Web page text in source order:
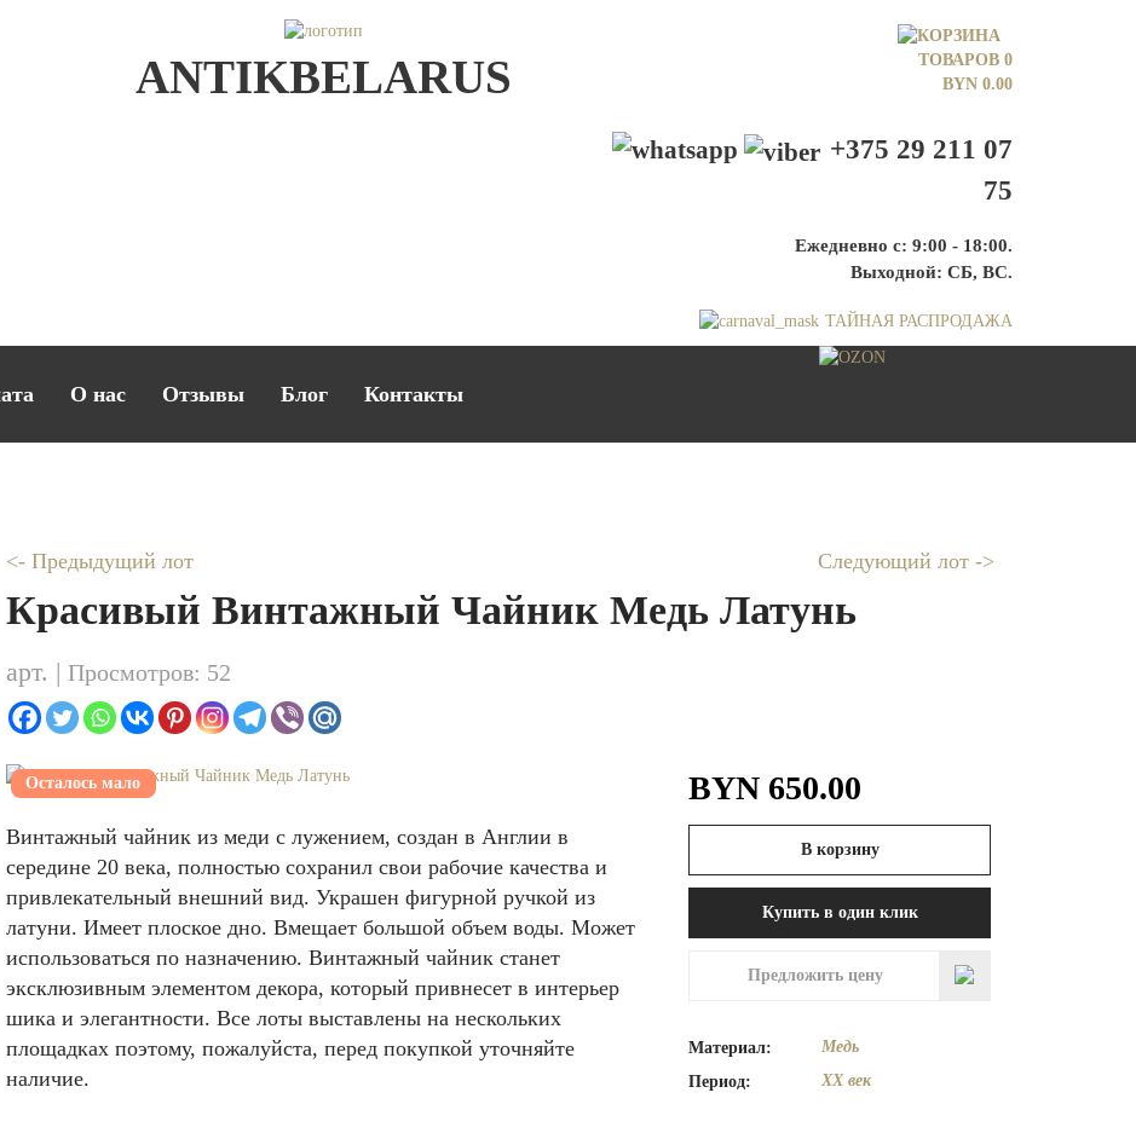
ANTIKBELARUS
ТОВАРОВ 0
BYN 0.00
+375 29 211 07
75
Ежедневно с: 9:00 - 18:00.
Выходной: СБ, ВС.
ТАЙНАЯ РАСПРОДАЖА
О нас Отзывы Блог Контакты
<- Предыдущий лот Следующий лот ->
Красивый Винтажный Чайник Медь Латунь
арт. | Просмотров: 52
Осталось мало
Винтажный чайник из меди с лужением, создан в Англии в
середине 20 века, полностью сохранил свои рабочие качества и
привлекательный внешний вид. Украшен фигурной ручкой из
латуни. Имеет плоское дно. Вмещает большой объем воды. Может
использоваться по назначению. Винтажный чайник станет
эксклюзивным элементом декора, который привнесет в интерьер
шика и элегантности. Все лоты выставлены на нескольких
площадках поэтому, пожалуйста, перед покупкой уточняйте
наличие.
BYN 650.00
В корзину
Купить в один клик
Предложить цену
Материал:
Медь
Период:
XX век